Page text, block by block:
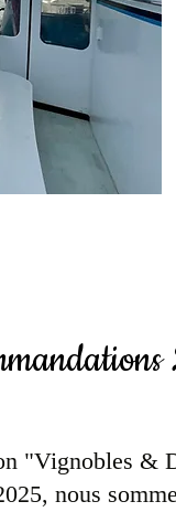
"Vignobles &
nous